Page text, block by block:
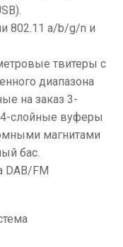
802.11 a/b/g/n и
твитеры с
диапазона
на заказ 3-
слойные вуферы
магнитами
бас.
DAB/FM